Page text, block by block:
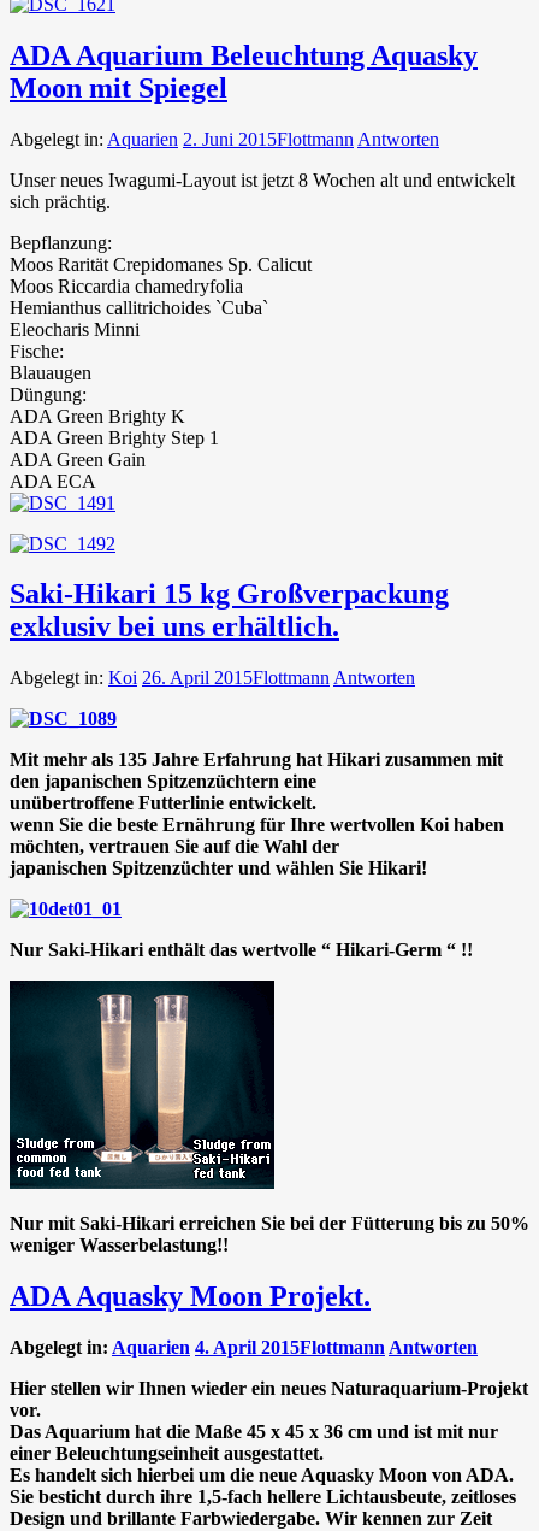
ADA Aquarium Beleuchtung Aquasky
Moon mit Spiegel
Abgelegt in: Aquarien 2. Juni 2015Flottmann Antworten
Unser neues Iwagumi-Layout ist jetzt 8 Wochen alt und entwickelt
sich prächtig.
Bepflanzung:
Moos Rarität Crepidomanes Sp. Calicut
Moos Riccardia chamedryfolia
Hemianthus callitrichoides `Cuba`
Eleocharis Minni
Fische:
Blauaugen
Düngung:
ADA Green Brighty K
ADA Green Brighty Step 1
ADA Green Gain
ADA ECA
Saki-Hikari 15 kg Großverpackung
exklusiv bei uns erhältlich.
Abgelegt in: Koi 26. April 2015Flottmann Antworten
Mit mehr als 135 Jahre Erfahrung hat Hikari zusammen mit
den japanischen Spitzenzüchtern eine
unübertroffene Futterlinie entwickelt.
wenn Sie die beste Ernährung für Ihre wertvollen Koi haben
möchten, vertrauen Sie auf die Wahl der
japanischen Spitzenzüchter und wählen Sie Hikari!
Nur Saki-Hikari enthält das wertvolle “ Hikari-Germ “ !!
Nur mit Saki-Hikari erreichen Sie bei der Fütterung bis zu 50%
weniger Wasserbelastung!!
ADA Aquasky Moon Projekt.
Abgelegt in: Aquarien 4. April 2015Flottmann Antworten
Hier stellen wir Ihnen wieder ein neues Naturaquarium-Projekt
vor.
Das Aquarium hat die Maße 45 x 45 x 36 cm und ist mit nur
einer Beleuchtungseinheit ausgestattet.
Es handelt sich hierbei um die neue Aquasky Moon von ADA.
Sie besticht durch ihre 1,5-fach hellere Lichtausbeute, zeitloses
Design und brillante Farbwiedergabe. Wir kennen zur Zeit